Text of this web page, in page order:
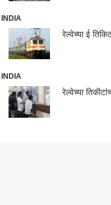
INDIA
रेल्वेच्या ई
INDIA
रेल्वेच्या